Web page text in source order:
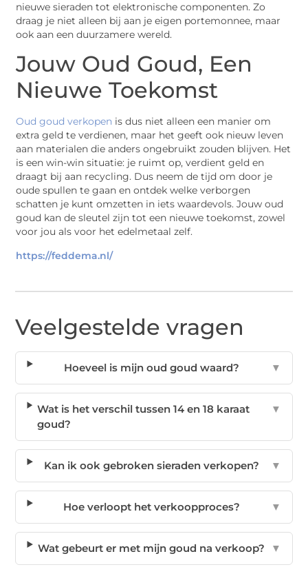
nieuwe sieraden tot elektronische componenten. Zo
draag je niet alleen bij aan je eigen portemonnee, maar
ook aan een duurzamere wereld.
Jouw Oud Goud, Een
Nieuwe Toekomst
Oud goud verkopen is dus niet alleen een manier om
extra geld te verdienen, maar het geeft ook nieuw leven
aan materialen die anders ongebruikt zouden blijven. Het
is een win-win situatie: je ruimt op, verdient geld en
draagt bij aan recycling. Dus neem de tijd om door je
oude spullen te gaan en ontdek welke verborgen
schatten je kunt omzetten in iets waardevols. Jouw oud
goud kan de sleutel zijn tot een nieuwe toekomst, zowel
voor jou als voor het edelmetaal zelf.
https://feddema.nl/
Veelgestelde vragen
Hoeveel is mijn oud goud waard? ▼
Wat is het verschil tussen 14 en 18 karaat
goud?
▼
Kan ik ook gebroken sieraden verkopen? ▼
Hoe verloopt het verkoopproces? ▼
Wat gebeurt er met mijn goud na verkoop? ▼